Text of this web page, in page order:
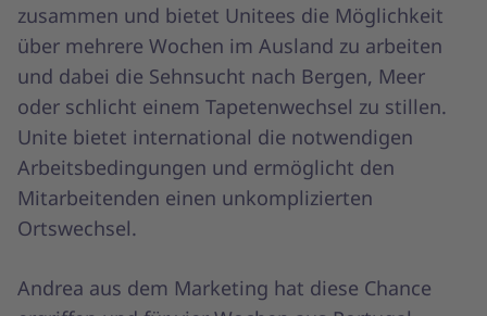
zusammen und bietet Unitees die Möglichkeit
über mehrere Wochen im Ausland zu arbeiten
und dabei die Sehnsucht nach Bergen, Meer
oder schlicht einem Tapetenwechsel zu stillen.
Unite bietet international die notwendigen
Arbeitsbedingungen und ermöglicht den
Mitarbeitenden einen unkomplizierten
Ortswechsel.
Andrea aus dem Marketing hat diese Chance